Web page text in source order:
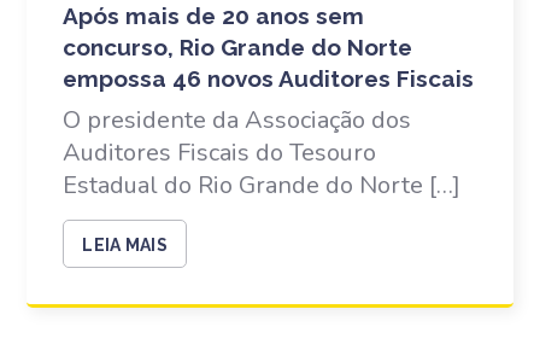
Após mais de 20 anos sem
concurso, Rio Grande do Norte
empossa 46 novos Auditores Fiscais
O presidente da Associação dos
Auditores Fiscais do Tesouro
Estadual do Rio Grande do Norte […]
LEIA MAIS